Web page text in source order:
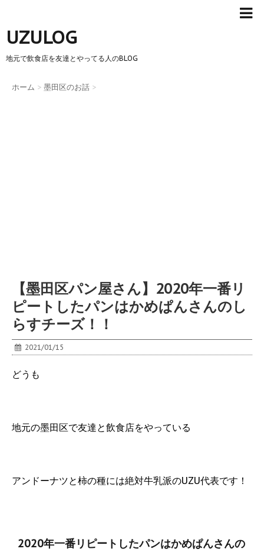
UZULOG
地元で飲食店を友達とやってる人のBLOG
ホーム > 墨田区のお話 >
【墨田区パン屋さん】2020年一番リ
ピートしたパンはかめぱんさんのし
らすチーズ！！
2021/01/15
どうも
地元の墨田区で友達と飲食店をやっている
アンドーナツと柿の種には絶対牛乳派のUZU代表です！
2020年一番リピートしたパンはかめぱんさんの